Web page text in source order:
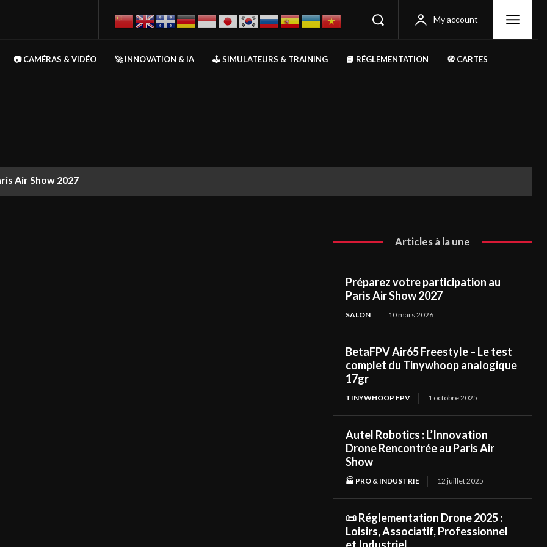
My account
📷 CAMÉRAS & VIDÉO 🚀 INNOVATION & IA 🕹️ SIMULATEURS & TRAINING 📘 RÉGLEMENTATION 🧭 CARTES
Air Show 2027
Articles à la une
Préparez votre participation au
Paris Air Show 2027
SALON 10 mars 2026
BetaFPV Air65 Freestyle – Le test
complet du Tinywhoop analogique
17gr
TINYWHOOP FPV 1 octobre 2025
Autel Robotics : L’Innovation
Drone Rencontrée au Paris Air
Show
🏭 PRO & INDUSTRIE 12 juillet 2025
📜 Réglementation Drone 2025 :
Loisirs, Associatif, Professionnel